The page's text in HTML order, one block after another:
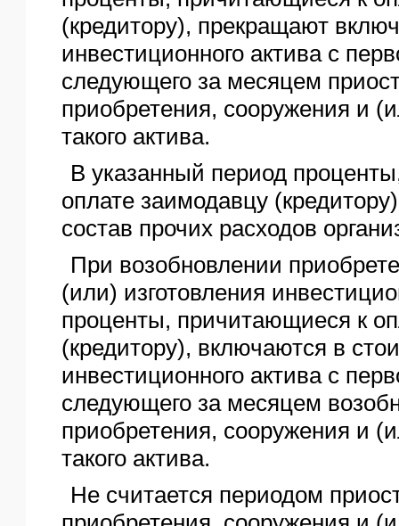
(кредитору), прекращают
инвестиционного актива с
следующего за месяцем
приобретения, сооружения и
такого актива.
В указанный период
оплате заимодавцу
состав прочих расходов
При возобновлении
(или) изготовления
проценты, причитающиеся к
(кредитору), включаются в
инвестиционного актива с
следующего за месяцем
приобретения, сооружения и
такого актива.
Не считается периодом